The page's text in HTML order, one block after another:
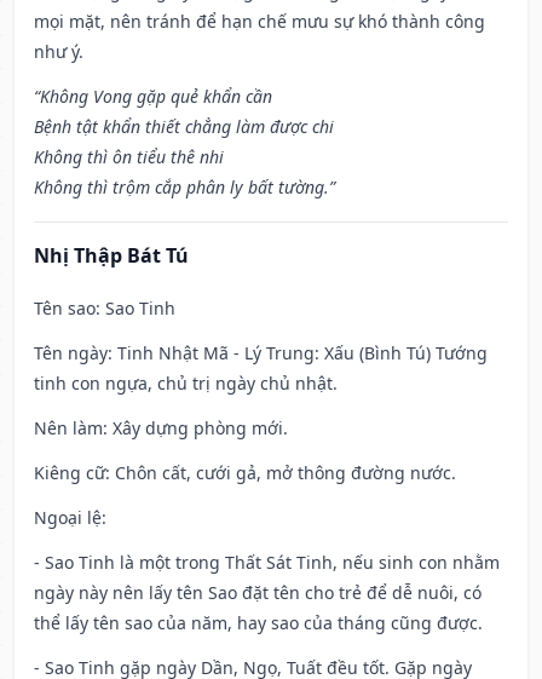
mọi mặt, nên tránh để hạn chế mưu sự khó thành công
như ý.
“Không Vong gặp quẻ khẩn cần
Bệnh tật khẩn thiết chẳng làm được chi
Không thì ôn tiểu thê nhi
Không thì trộm cắp phân ly bất tường.”
Nhị Thập Bát Tú
Tên sao: Sao Tinh
Tên ngày: Tinh Nhật Mã - Lý Trung: Xấu (Bình Tú) Tướng
tinh con ngựa, chủ trị ngày chủ nhật.
Nên làm: Xây dựng phòng mới.
Kiêng cữ: Chôn cất, cưới gả, mở thông đường nước.
Ngoại lệ:
- Sao Tinh là một trong Thất Sát Tinh, nếu sinh con nhằm
ngày này nên lấy tên Sao đặt tên cho trẻ để dễ nuôi, có
thể lấy tên sao của năm, hay sao của tháng cũng được.
- Sao Tinh gặp ngày Dần, Ngọ, Tuất đều tốt. Gặp ngày